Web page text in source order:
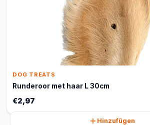
DOG TREATS
Runderoor met haar L 30cm
€2,97
Hinzufügen